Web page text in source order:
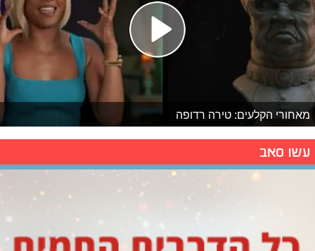
מאחורי הקלעים: טירה רדופה
עשו סאב